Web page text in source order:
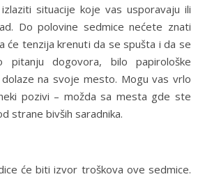
situacije koje vas usporavaju ili
Do polovine sedmice nećete znati
će tenzija krenuti da se spušta i da se
pitanju dogovora, bilo papirološke
na svoje mesto. Mogu vas vrlo
pozivi – možda sa mesta gde ste
strane bivših saradnika.
će biti izvor troškova ove sedmice.